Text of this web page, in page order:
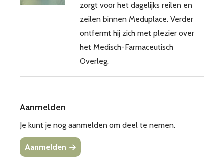
zorgt voor het dagelijks reilen en
zeilen binnen Meduplace. Verder
ontfermt hij zich met plezier over
het Medisch-Farmaceutisch
Overleg.
Aanmelden
Je kunt je nog aanmelden om deel te nemen.
Aanmelden